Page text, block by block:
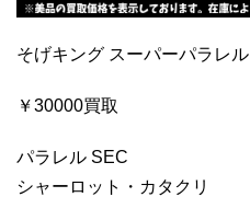
そげキング スーパーパラレル
￥30000買取
パラレル SEC
シャーロット・カタクリ